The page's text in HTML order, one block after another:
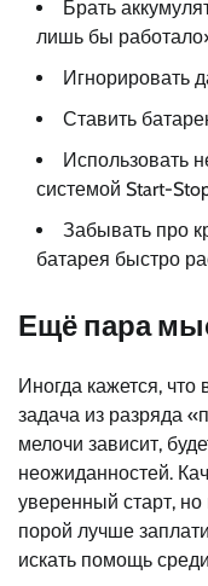
Брать
лишь бы
Игнорировать
Ставить
Использовать
системой Start-
Забывать про
батарея быстро
Ещё пара
Иногда кажется, что
задача из разряда
мелочи зависит,
неожиданностей.
уверенный старт,
порой лучше
искать помощь